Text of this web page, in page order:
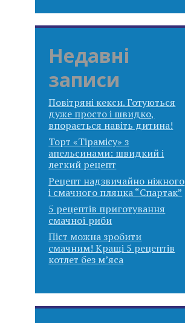
Недавні
записи
Повітряні кекси. Готуються
дуже просто і швидко,
впорається навіть дитина!
Торт «Тірамісу» з
апельсинами: швидкий і
легкий рецепт
Рецепт надзвичайно ніжного
і смачного пляцка “Спартак”
5 рецептів приготування
смачної риби
Піст можна зробити
смачним! Кращі 5 рецептів
котлет без м’яса